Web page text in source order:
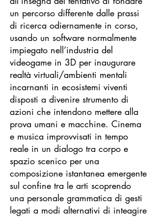
un percorso differente dalle prassi
di ricerca odiernamente in corso,
usando un software normalmente
impiegato nell’industria del
videogame in 3D per inaugurare
realtà virtuali/ambienti mentali
incarnanti in ecosistemi viventi
disposti a divenire strumento di
azioni che intendono mettere alla
prova umani e macchine. Cinema
e musica improvvisati in tempo
reale in un dialogo tra corpo e
spazio scenico per una
composizione istantanea emergente
sul confine tra le arti scoprendo
una personale grammatica di gesti
legati a modi alternativi di inteagire